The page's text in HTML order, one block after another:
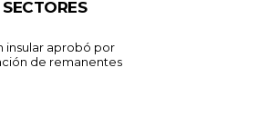
insular aprobó por
de remanentes